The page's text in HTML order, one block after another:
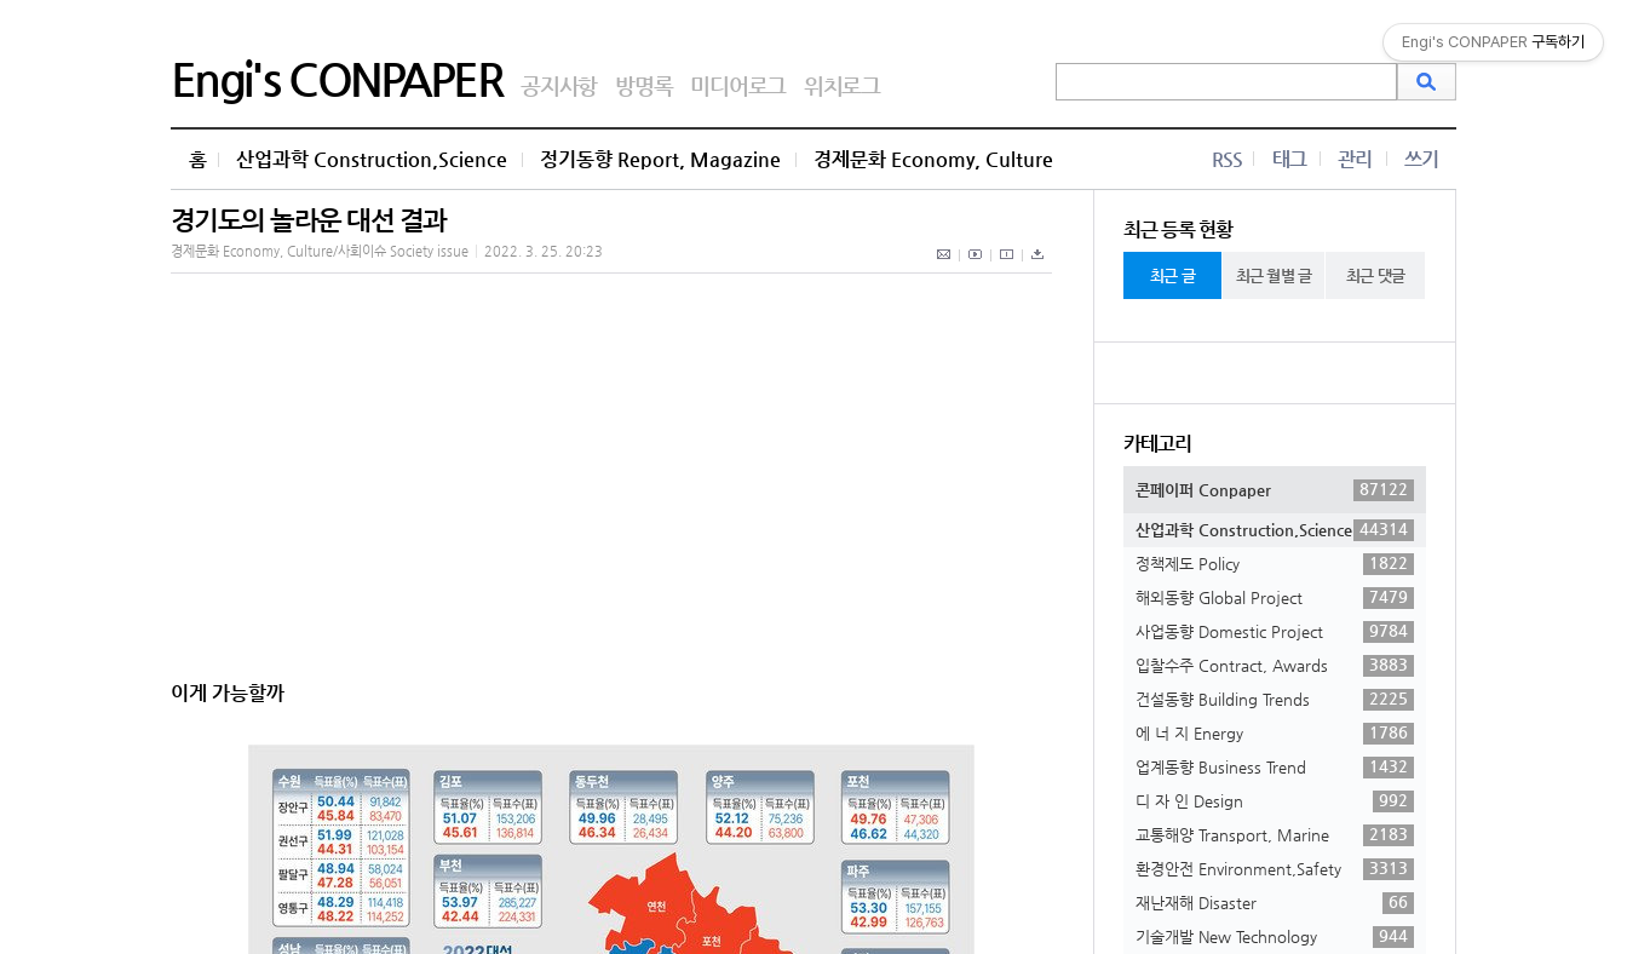
Engi's CONPAPER 공지사항 방명록 미디어로그 위치로그
홈 산업과학 Construction,Science 정기동향 Report, Magazine 경제문화 Economy, Culture RSS 태그 관리 쓰기
경기도의 놀라운 대선 결과
경제문화 Economy, Culture/사회이슈 Society issue 2022. 3. 25. 20:23
이게 가능할까
최근 등록 현황
최근 글 최근 월별 글 최근 댓글
카테고리
콘페이퍼 Conpaper 87122
산업과학 Construction,Science 44314
정책제도 Policy
1822
해외동향 Global Project
7479
사업동향 Domestic Project
9784
입찰수주 Contract, Awards
3883
건설동향 Building Trends
2225
에 너 지 Energy
1786
업계동향 Business Trend
1432
디 자 인 Design
992
교통해양 Transport, Marine
2183
환경안전 Environment,Safety
3313
재난재해 Disaster
66
기술개발 New Technology
944
Engi's CONPAPER 구독하기